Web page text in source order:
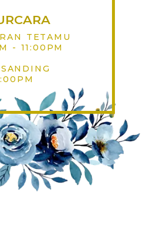
TETAMU
- 11:00PM